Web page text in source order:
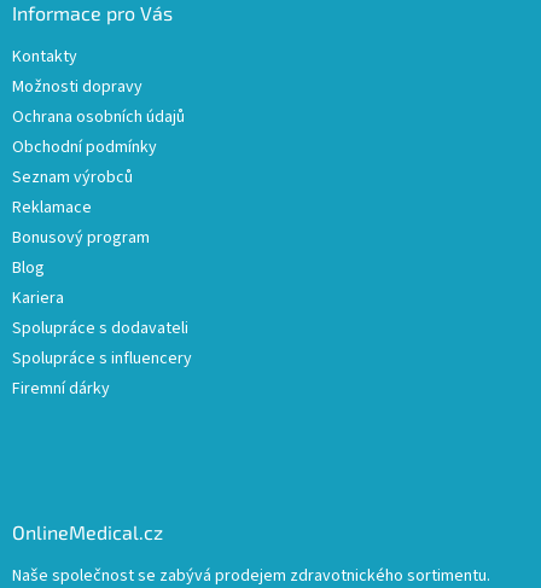
Informace pro Vás
Kontakty
Možnosti dopravy
Ochrana osobních údajů
Obchodní podmínky
Seznam výrobců
Reklamace
Bonusový program
Blog
Kariera
Spolupráce s dodavateli
Spolupráce s influencery
Firemní dárky
OnlineMedical.cz
Naše společnost se zabývá prodejem zdravotnického sortimentu.